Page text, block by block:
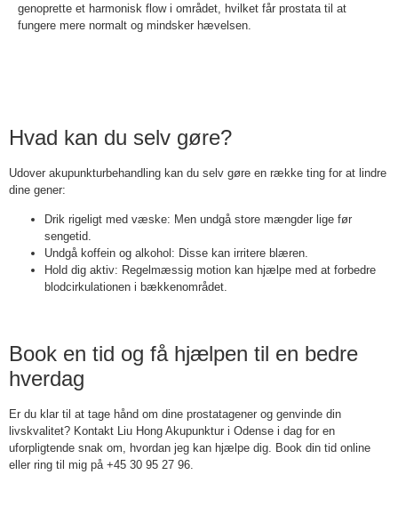
genoprette et harmonisk flow i området, hvilket får prostata til at
fungere mere normalt og mindsker hævelsen.
Hvad kan du selv gøre?
Udover akupunkturbehandling kan du selv gøre en række ting for at lindre
dine gener:
Drik rigeligt med væske: Men undgå store mængder lige før
sengetid.
Undgå koffein og alkohol: Disse kan irritere blæren.
Hold dig aktiv: Regelmæssig motion kan hjælpe med at forbedre
blodcirkulationen i bækkenområdet.
Book en tid og få hjælpen til en bedre
hverdag
Er du klar til at tage hånd om dine prostatagener og genvinde din
livskvalitet? Kontakt Liu Hong Akupunktur i Odense i dag for en
uforpligtende snak om, hvordan jeg kan hjælpe dig. Book din tid online
eller ring til mig på +45 30 95 27 96.